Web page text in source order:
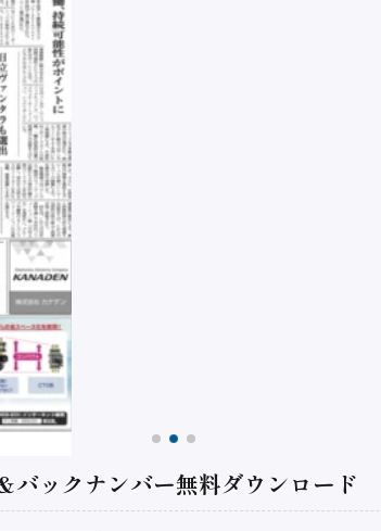
バックナンバー無料ダウンロード